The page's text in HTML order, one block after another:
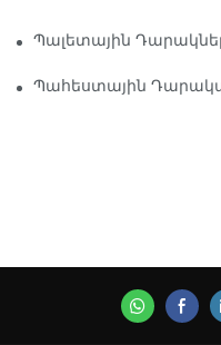
Պալետային
Պահեստային